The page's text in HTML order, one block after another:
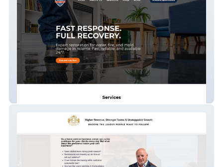
New Fast-Paced Restoration